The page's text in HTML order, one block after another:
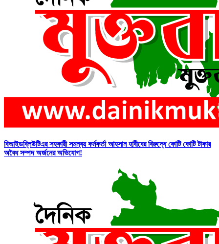
বিআইডব্লিউটিএর সহকারী সমন্বয় কর্মকর্তা আহসান হাবীবের বিরুদ্ধে কোটি কোটি টাকার
অবৈধ সম্পদ অর্জনের অভিযোগ!